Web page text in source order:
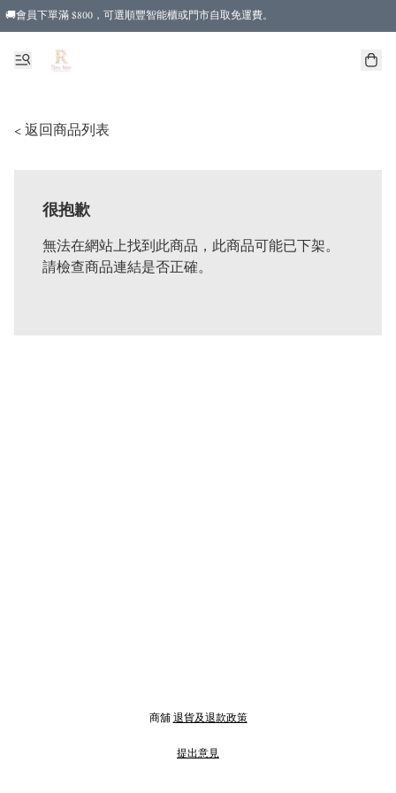
🚚會員下單滿 $800，可選順豐智能櫃或門市自取免運費。
< 返回商品列表
很抱歉
無法在網站上找到此商品，此商品可能已下架。
請檢查商品連結是否正確。
商舖 退貨及退款政策
提出意見